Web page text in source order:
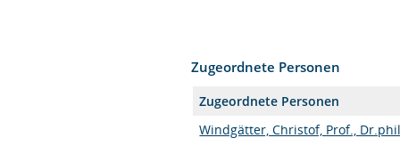
Zugeordnete Personen
Zugeordnete Personen
Windgätter, Christof, Prof.,